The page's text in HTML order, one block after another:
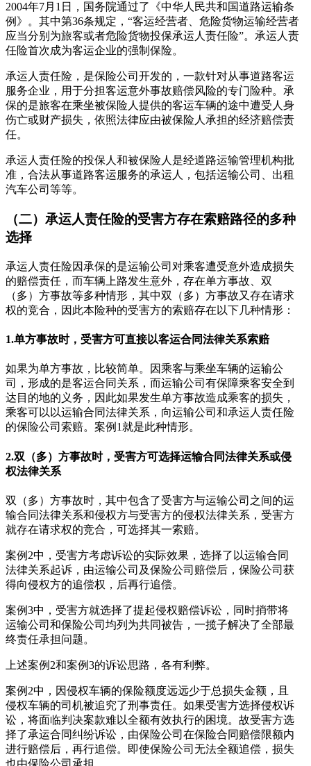
2004年7月1日，国务院通过了《中华人民共和国道路运输条
例》。其中第36条规定，“客运经营者、危险货物运输经营者
应当分别为旅客或者危险货物投保承运人责任险”。承运人责
任险首次成为客运企业的强制保险。
承运人责任险，是保险公司开发的，一款针对从事道路客运
服务企业，用于分担客运意外事故赔偿风险的专门险种。承
保的是旅客在乘坐被保险人提供的客运车辆的途中遭受人身
伤亡或财产损失，依照法律应由被保险人承担的经济赔偿责
任。
承运人责任险的投保人和被保险人是经道路运输管理机构批
准，合法从事道路客运服务的承运人，包括运输公司、出租
汽车公司等等。
（二）承运人责任险的受害方存在索赔路径的多种
选择
承运人责任险因承保的是运输公司对乘客遭受意外造成损失
的赔偿责任，而车辆上路发生意外，存在单方事故、双
（多）方事故等多种情形，其中双（多）方事故又存在请求
权的竞合，因此本险种的受害方的索赔存在以下几种情形：
1.单方事故时，受害方可直接以客运合同法律关系索赔
如果为单方事故，比较简单。因乘客与乘坐车辆的运输公
司，形成的是客运合同关系，而运输公司有保障乘客安全到
达目的地的义务，因此如果发生单方事故造成乘客的损失，
乘客可以以运输合同法律关系，向运输公司和承运人责任险
的保险公司索赔。案例1就是此种情形。
2.双（多）方事故时，受害方可选择运输合同法律关系或侵
权法律关系
双（多）方事故时，其中包含了受害方与运输公司之间的运
输合同法律关系和侵权方与受害方的侵权法律关系，受害方
就存在请求权的竞合，可选择其一索赔。
案例2中，受害方考虑诉讼的实际效果，选择了以运输合同
法律关系起诉，由运输公司及保险公司赔偿后，保险公司获
得向侵权方的追偿权，后再行追偿。
案例3中，受害方就选择了提起侵权赔偿诉讼，同时捎带将
运输公司和保险公司均列为共同被告，一揽子解决了全部最
终责任承担问题。
上述案例2和案例3的诉讼思路，各有利弊。
案例2中，因侵权车辆的保险额度远远少于总损失金额，且
侵权车辆的司机被追究了刑事责任。如果受害方选择侵权诉
讼，将面临判决案款难以全额有效执行的困境。故受害方选
择了承运合同纠纷诉讼，由保险公司在保险合同赔偿限额内
进行赔偿后，再行追偿。即使保险公司无法全额追偿，损失
也由保险公司承担。